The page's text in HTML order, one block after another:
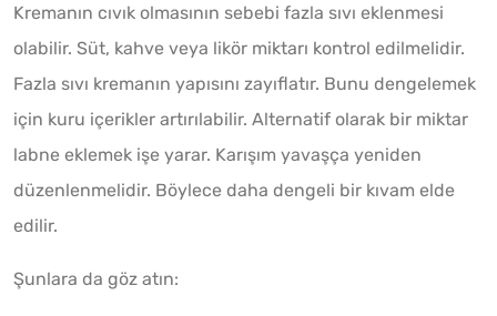
Kremanın cıvık olmasının sebebi fazla sıvı eklenmesi
olabilir. Süt, kahve veya likör miktarı kontrol edilmelidir.
Fazla sıvı kremanın yapısını zayıflatır. Bunu dengelemek
için kuru içerikler artırılabilir. Alternatif olarak bir miktar
labne eklemek işe yarar. Karışım yavaşça yeniden
düzenlenmelidir. Böylece daha dengeli bir kıvam elde
edilir.
Şunlara da göz atın: